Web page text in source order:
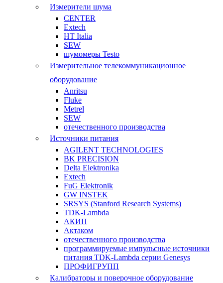
Измерители шума
CENTER
Extech
HT Italia
SEW
шумомеры Testo
Измерительное телекоммуникационное
оборудование
Anritsu
Fluke
Metrel
SEW
отечественного производства
Источники питания
AGILENT TECHNOLOGIES
BK PRECISION
Delta Elektronika
Extech
FuG Elektronik
GW INSTEK
SRSYS (Stanford Research Systems)
TDK-Lambda
АКИП
Актаком
отечественного производства
программируемые импульсные источники
питания TDK-Lambda серии Genesys
ПРОФИГРУПП
Калибраторы и поверочное оборудование